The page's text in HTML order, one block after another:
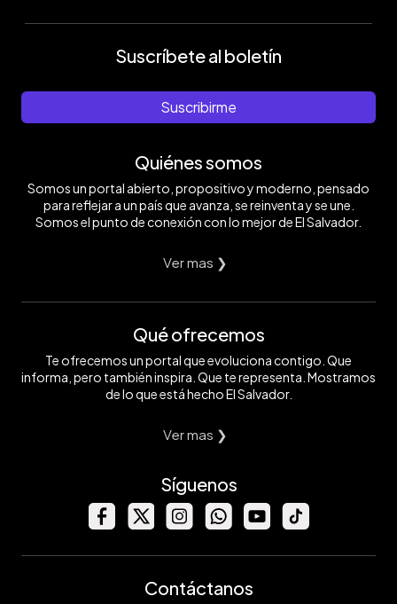
Suscríbete al boletín
Suscribirme
Quiénes somos
Somos un portal abierto, propositivo y moderno, pensado
para reflejar a un país que avanza, se reinventa y se une.
Somos el punto de conexión con lo mejor de El Salvador.
Ver mas ❯
Qué ofrecemos
Te ofrecemos un portal que evoluciona contigo. Que
informa, pero también inspira. Que te representa. Mostramos
de lo que está hecho El Salvador.
Ver mas ❯
Síguenos
Contáctanos